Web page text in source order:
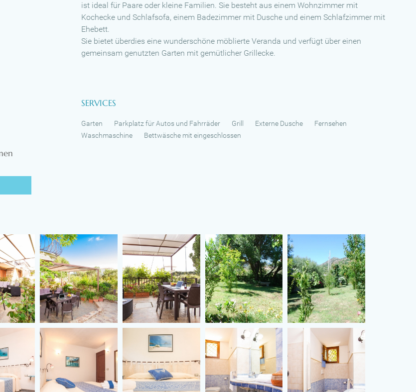
ist ideal für Paare oder kleine Familien. Sie besteht aus einem Wohnzimmer mit
Kochecke und Schlafsofa, einem Badezimmer mit Dusche und einem Schlafzimmer mit
Ehebett.
Sie bietet überdies eine wunderschöne möblierte Veranda und verfügt über einen
gemeinsam genutzten Garten mit gemütlicher Grillecke.
SERVICES
Garten Parkplatz für Autos und Fahrräder Grill Externe Dusche
Fernsehen
Waschmaschine
Bettwäsche mit eingeschlossen